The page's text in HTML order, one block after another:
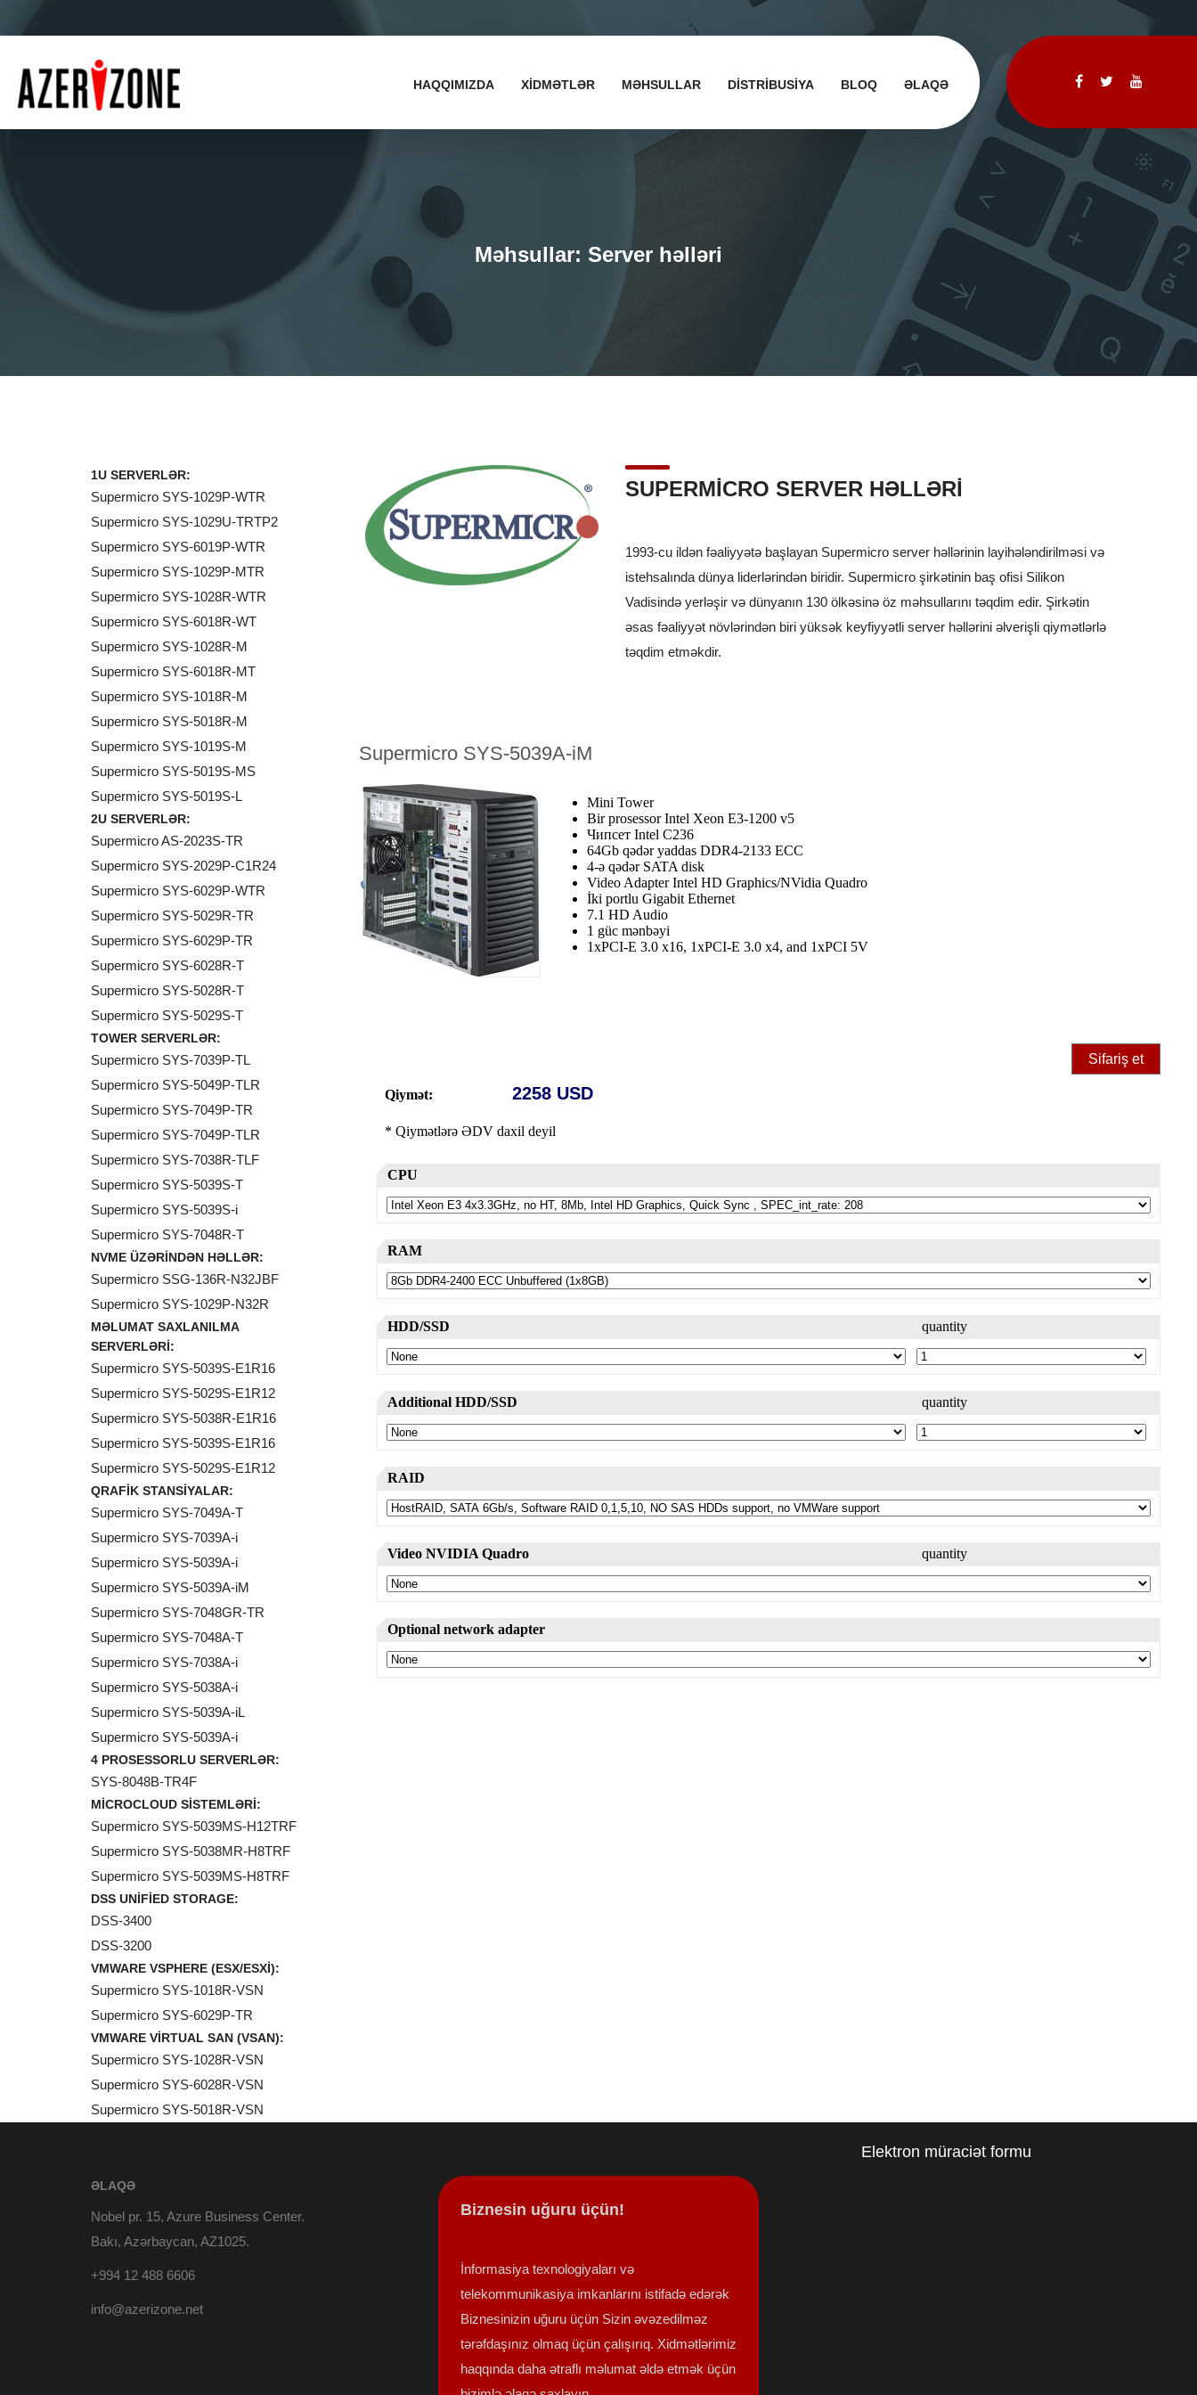
HAQQIMIZDA XİDMƏTLƏR MƏHSULLAR DISTRIBUSIYA BLOQ ƏLAQƏ
Məhsullar: Server həlləri
1U SERVERLƏR:
Supermicro SYS-1029P-WTR
Supermicro SYS-1029U-TRTP2
Supermicro SYS-6019P-WTR
Supermicro SYS-1029P-MTR
Supermicro SYS-1028R-WTR
Supermicro SYS-6018R-WT
Supermicro SYS-1028R-M
Supermicro SYS-6018R-MT
Supermicro SYS-1018R-M
Supermicro SYS-5018R-M
Supermicro SYS-1019S-M
Supermicro SYS-5019S-MS
Supermicro SYS-5019S-L
2U SERVERLƏR:
Supermicro AS-2023S-TR
Supermicro SYS-2029P-C1R24
Supermicro SYS-6029P-WTR
Supermicro SYS-5029R-TR
Supermicro SYS-6029P-TR
Supermicro SYS-6028R-T
Supermicro SYS-5028R-T
Supermicro SYS-5029S-T
TOWER SERVERLƏR:
Supermicro SYS-7039P-TL
Supermicro SYS-5049P-TLR
Supermicro SYS-7049P-TR
Supermicro SYS-7049P-TLR
Supermicro SYS-7038R-TLF
Supermicro SYS-5039S-T
Supermicro SYS-5039S-i
Supermicro SYS-7048R-T
NVME ÜZƏRINDƏN HƏLLƏR:
Supermicro SSG-136R-N32JBF
Supermicro SYS-1029P-N32R
MƏLUMAT SAXLANILMA
SERVERLƏRI:
Supermicro SYS-5039S-E1R16
Supermicro SYS-5029S-E1R12
Supermicro SYS-5038R-E1R16
Supermicro SYS-5039S-E1R16
Supermicro SYS-5029S-E1R12
QRAFIK STANSIYALAR:
Supermicro SYS-7049A-T
Supermicro SYS-7039A-i
Supermicro SYS-5039A-i
Supermicro SYS-5039A-iM
Supermicro SYS-7048GR-TR
Supermicro SYS-7048A-T
Supermicro SYS-7038A-i
Supermicro SYS-5038A-i
Supermicro SYS-5039A-iL
Supermicro SYS-5039A-i
4 PROSESSORLU SERVERLƏR:
SYS-8048B-TR4F
MICROCLOUD SISTEMLƏRI:
Supermicro SYS-5039MS-H12TRF
Supermicro SYS-5038MR-H8TRF
Supermicro SYS-5039MS-H8TRF
DSS UNIFIED STORAGE:
DSS-3400
DSS-3200
VMWARE VSPHERE (ESX/ESXI):
Supermicro SYS-1018R-VSN
Supermicro SYS-6029P-TR
VMWARE VIRTUAL SAN (VSAN):
Supermicro SYS-1028R-VSN
Supermicro SYS-6028R-VSN
Supermicro SYS-5018R-VSN
SUPERMICRO SERVER HƏLLƏRI
1993-cu ildən fəaliyyətə başlayan Supermicro server həllərinin layihələndirilməsi və
istehsalında dünya liderlərindən biridir. Supermicro şirkətinin baş ofisi Silikon
Vadisində yerləşir və dünyanın 130 ölkəsinə öz məhsullarını təqdim edir. Şirkətin
əsas fəaliyyət növlərindən biri yüksək keyfiyyətli server həllərini əlverişli qiymətlərlə
təqdim etməkdir.
ƏLAQƏ
Nobel pr. 15, Azure Business Center.
Bakı, Azərbaycan, AZ1025.
+994 12 488 6606
info@azerizone.net
Biznesin uğuru üçün!
İnformasiya texnologiyaları və
telekommunikasiya imkanlarını istifadə edərək
Biznesinizin uğuru üçün Sizin əvəzedilməz
tərəfdaşınız olmaq üçün çalışırıq. Xidmətlərimiz
haqqında daha ətraflı məlumat əldə etmək üçün
Elektron müraciət formu